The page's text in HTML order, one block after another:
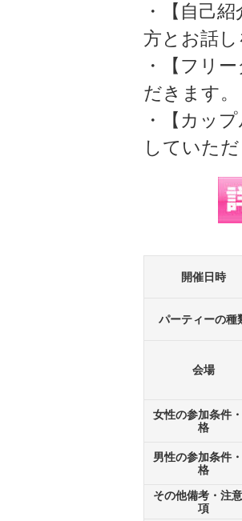
・【自己
方とお話
・【フリ
だきます。
・【カッ
していた
開催日時
パーティーの種
会場
女性の参加条件
格
男性の参加条件
格
その他備考・注
項